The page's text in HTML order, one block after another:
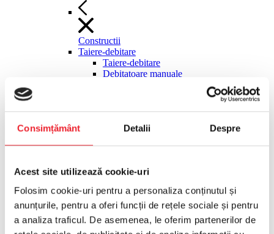
Consimțământ Detalii Despre
Acest site utilizează cookie-uri
Folosim cookie-uri pentru a personaliza conținutul și
anunțurile, pentru a oferi funcții de rețele sociale și pentru
a analiza traficul. De asemenea, le oferim partenerilor de
Constructii
Taiere-debitare
Taiere-debitare
Debitatoare manuale
Fierastraie materiale de constructii
Ghilotine pavele
Moto-compresoare, surse hidraulice
Motocompresoare tractabile
Compactoare
Compactoare
Maiuri compactoare